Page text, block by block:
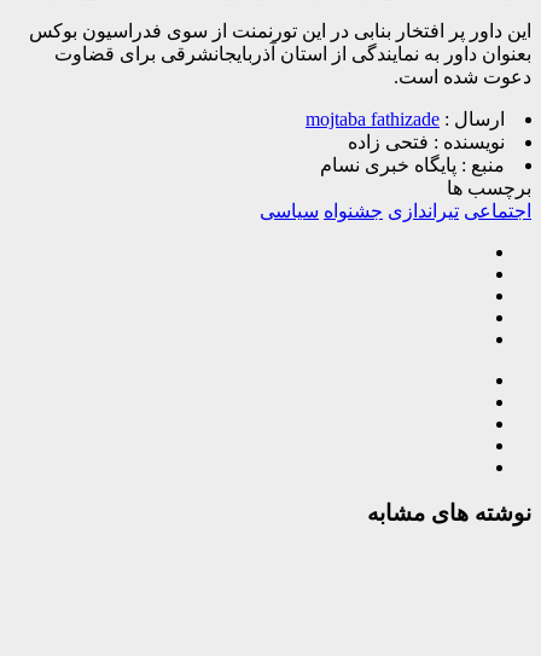
این داور پر افتخار بنابی در این تورنمنت از سوی فدراسیون بوکس
بعنوان داور به نمایندگی از استان آذربایجانشرقی برای قضاوت
دعوت شده است.
ارسال : mojtaba fathizade
نویسنده : فتحی زاده
منبع : پایگاه خبری نسام
برچسب ها
اجتماعی تیراندازی جشنواه سیاسی
نوشته های مشابه